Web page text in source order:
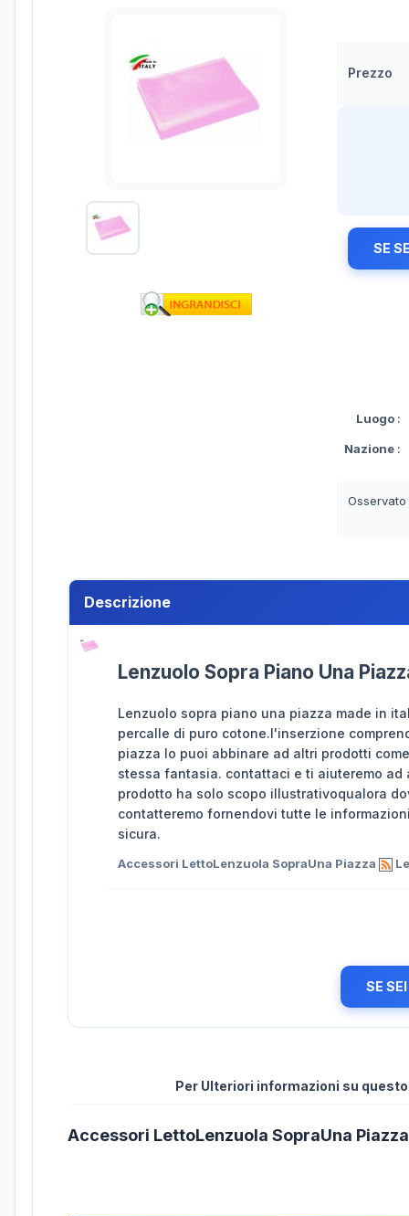
Prezzo
SE
Luogo :
Nazione :
Descrizione
Lenzuolo Sopra Piano Una
Lenzuolo sopra piano una piazza made in
percalle di puro cotone.l'inserzione
piazza lo puoi abbinare ad altri prodotti
stessa fantasia. contattaci e ti aiuteremo
prodotto ha solo scopo illustrativoqualora
contatteremo fornendovi tutte le
sicura.
Accessori LettoLenzuola SopraUna Piazza
SE
Per Ulteriori informazioni su
Accessori LettoLenzuola SopraUna